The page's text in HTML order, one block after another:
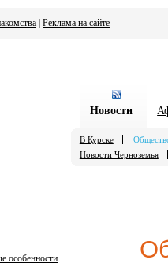
Реклама на сайте
Новости
В Курске
Новости Черноземья
особенности